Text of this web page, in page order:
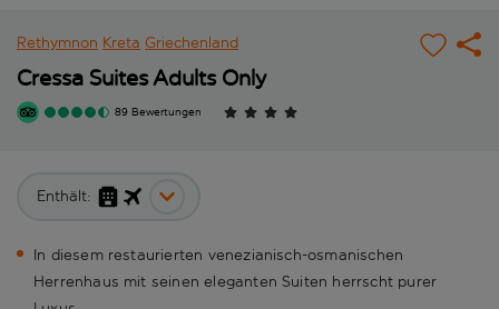
Rethymnon Kreta Griechenland
Cressa Suites Adults Only
89 Bewertungen
Enthält:
In diesem restaurierten venezianisch-osmanischen
Herrenhaus mit seinen eleganten Suiten herrscht purer